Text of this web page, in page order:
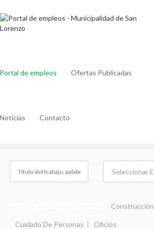
Portal de empleos Ofertas Publicadas
Noticias Contacto
Construcción
Cuidado De Personas Oficios